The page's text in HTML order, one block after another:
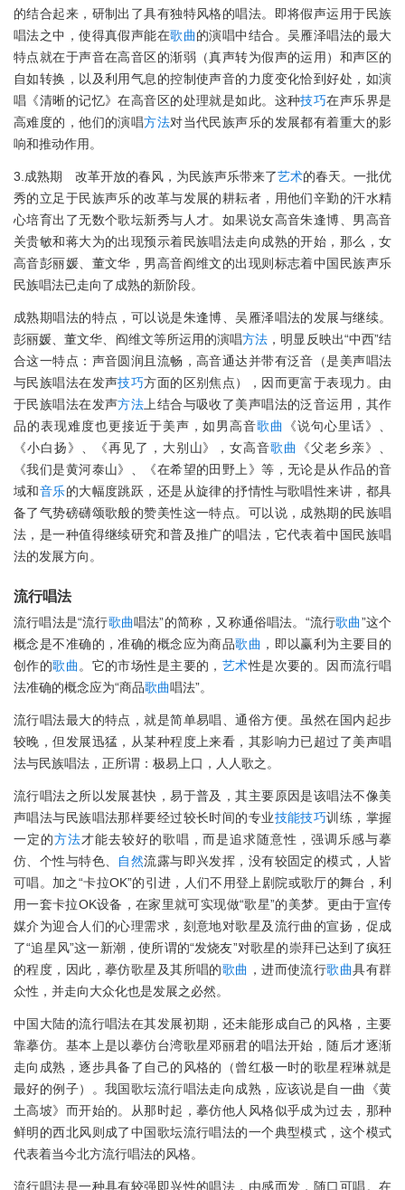
的结合起来，研制出了具有独特风格的唱法。即将假声运用于民族
唱法之中，使得真假声能在歌曲的演唱中结合。吴雁泽唱法的最大
特点就在于声音在高音区的渐弱（真声转为假声的运用）和声区的
自如转换，以及利用气息的控制使声音的力度变化恰到好处，如演
唱《清晰的记忆》在高音区的处理就是如此。这种技巧在声乐界是
高难度的，他们的演唱方法对当代民族声乐的发展都有着重大的影
响和推动作用。
3.成熟期 改革开放的春风，为民族声乐带来了艺术的春天。一批优
秀的立足于民族声乐的改革与发展的耕耘者，用他们辛勤的汗水精
心培育出了无数个歌坛新秀与人才。如果说女高音朱逢博、男高音
关贵敏和蒋大为的出现预示着民族唱法走向成熟的开始，那么，女
高音彭丽媛、董文华，男高音阎维文的出现则标志着中国民族声乐
民族唱法已走向了成熟的新阶段。
成熟期唱法的特点，可以说是朱逢博、吴雁泽唱法的发展与继续。
彭丽媛、董文华、阎维文等所运用的演唱方法 ，明显反映出“中西”结
合这一特点：声音圆润且流畅，高音通达并带有泛音（是美声唱法
与民族唱法在发声技巧方面的区别焦点），因而更富于表现力。由
于民族唱法在发声方法 上结合与吸收了美声唱法的泛音运用，其作
品的表现难度也更接近于美声，如男高音歌曲
《说句心里话》、
《小白扬》、《再见了，大别山》，女高音歌曲
《父老乡亲》、
《我们是黄河泰山》、《在希望的田野上》等，无论是从作品的音
域和音乐的大幅度跳跃，还是从旋律的抒情性与歌唱性来讲，都具
备了气势磅礴颂歌般的赞美性这一特点。可以说，成熟期的民族唱
法，是一种值得继续研究和普及推广的唱法，它代表着中国民族唱
法的发展方向。
流行唱法
流行唱法是“流行歌曲唱法”的简称，又称通俗唱法。“流行歌曲”这个
概念是不准确的，准确的概念应为商品歌曲 ，即以赢利为主要目的
创作的歌曲 。它的市场性是主要的， 艺术性是次要的。因而流行唱
法准确的概念应为“商品歌曲唱法”。
流行唱法最大的特点，就是简单易唱、通俗方便。虽然在国内起步
较晚，但发展迅猛，从某种程度上来看，其影响力已超过了美声唱
法与民族唱法，正所谓：极易上口，人人歌之。
流行唱法之所以发展甚快，易于普及，其主要原因是该唱法不像美
声唱法与民族唱法那样要经过较长时间的专业技能技巧训练，掌握
一定的方法才能去较好的歌唱，而是追求随意性，强调乐感与摹
仿、个性与特色、 自然流露与即兴发挥，没有较固定的模式，人皆
可唱。加之“卡拉OK”的引进，人们不用登上剧院或歌厅的舞台，利
用一套卡拉OK设备，在家里就可实现做“歌星”的美梦。更由于宣传
媒介为迎合人们的心理需求，刻意地对歌星及流行曲的宣扬，促成
了“追星风”这一新潮，使所谓的“发烧友”对歌星的崇拜已达到了疯狂
的程度，因此，摹仿歌星及其所唱的歌曲 ，进而使流行歌曲具有群
众性，并走向大众化也是发展之必然。
中国大陆的流行唱法在其发展初期，还未能形成自己的风格，主要
靠摹仿。基本上是以摹仿台湾歌星邓丽君的唱法开始，随后才逐渐
走向成熟，逐步具备了自己的风格的（曾红极一时的歌星程琳就是
最好的例子）。我国歌坛流行唱法走向成熟，应该说是自一曲《黄
土高坡》而开始的。从那时起，摹仿他人风格似乎成为过去，那种
鲜明的西北风则成了中国歌坛流行唱法的一个典型模式，这个模式
代表着当今北方流行唱法的风格。
流行唱法是一种具有较强即兴性的唱法，由感而发，随口可唱。在